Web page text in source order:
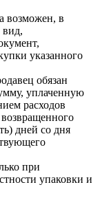
возможен, в
вид,
указанного
обязан
уплаченную
расходов
дней со дня
при
упаковки и